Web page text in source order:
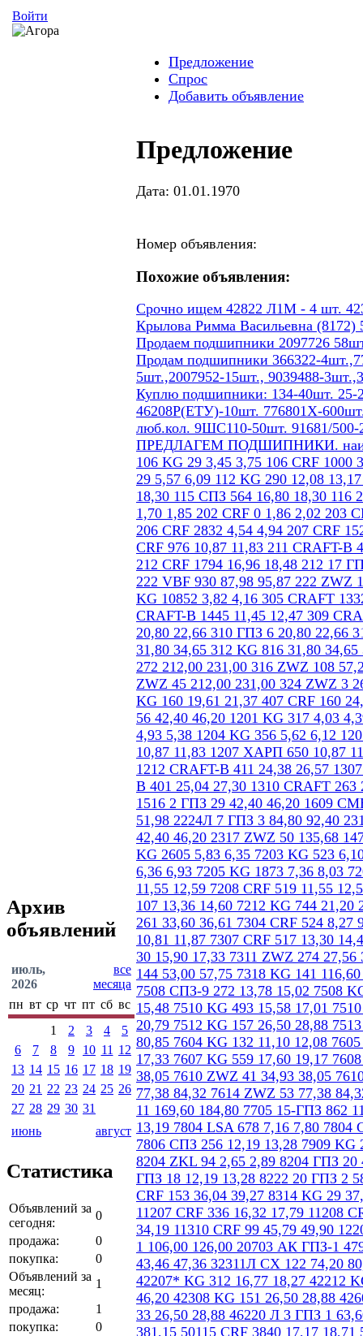
Войти
Предложение
Спрос
Добавить объявление
Архив
объявлений
июль,
2026
все
месяца
пн вт ср чт пт сб вс
1
2 3 4
5
6
7 8 9 10 11 12
13 14 15 16 17 18 19
20 21 22 23 24 25 26
27 28 29 30 31
июнь
август
Статистика
Объявлений за
сегодня:
0
продажа:
0
покупка:
0
Объявлений за
месяц:
1
продажа:
1
покупка:
0
Предложение
Дата: 01.01.1970
Номер объявления:
Похожие объявления:
Срочно ищем 42822 Л1М - 4 шт.
Крылова Римма Васильевна (8172)
Продаем подшипники 2097726
Продам подшипники 366322-
5шт.,2007952-15шт., 9039488-
Куплю подшипники: 134-40шт.
46208Р(ЕТУ)-10шт. 776801Х-
люб.кол. 9ШС110-50шт. 91681/500-
ПРЕДЛАГЕМ ПОДШИПНИКИ. наим.пр.кол-во нал/р б/нал 104 KG 551 2,54 2,77 105 KG 568 2,92 3,20 106 KG 29 3,45 3,75 106 CRF 1000 3,45 3,75 107 CRF 409 3,92 4,27 109 CRF 738 6,15 6,70 110 18 ГПЗ 29 5,57 6,09 112 KG 290 12,08 13,17 113 KG 335 14,52 15,80 114 VBF 57 15,53 16,93 115 КПК 117 16,80 18,30 115 СПЗ 564 16,80 18,30 116 23 ГПЗ 51 15,90 17,33 134Л DKF 60 286,20 311,85 201 CRF 2603 1,70 1,85 202 CRF 0 1,86 2,02 203 CRAFT 0 2,07 2,25 204 СХ 2940 2,68 2,92 205 CRAFT 518 3,26 3,55 206 CRF 2832 4,54 4,94 207 CRF 1526 6,59 7,18 208 CRAFT 3235 7,74 8,43 209 KG 462 9,01 9,82 210 CRF 976 10,87 11,83 211 CRAFT-B 494 13,57 14,78 211 18 ГПЗ 40 13,57 14,78 212 KG 215 16,96 18,48 212 CRF 1794 16,96 18,48 212 17 ГПЗ 40 16,96 18,48 216 ZWZ 749 28,83 31,42 217 KG 3218 31,59 34,42 222 VBF 930 87,98 95,87 222 ZWZ 1627 87,98 95,87 224 ГПЗ 1 63,60 69,30 303 18 ГПЗ 40 2,65 2,94 304 KG 10852 3,82 4,16 305 CRAFT 1332 5,14 5,60 306 CRAFT 1025 7,16 7,88 307 CRF 1197 9,12 9,93 308 CRAFT-B 1445 11,45 12,47 309 CRAFT-B 883 14,84 16,17 310 CRAFT-B 323 20,80 22,66 310 ZWZ 49 20,80 22,66 310 ГПЗ 6 20,80 22,66 311 CRAFT-B 631 23,32 25,41 311 KG 65 23,32 25,41 312 ZWZ 736 31,80 34,65 312 KG 816 31,80 34,65 313 ZWZ 183 37,10 40,43 314 CRF 47 46,64 50,82 QJ 314 L URB 272 212,00 231,00 316 ZWZ 108 57,24 62,37 317 СПЗ 21 63,60 68,25 319 23 ГПЗ 16 84,80 92,40 322 ZWZ 45 212,00 231,00 324 ZWZ 3 265,00 288,75 405 KG 426 16,43 17,90 406 CRF 113 19,61 21,37 406 KG 160 19,61 21,37 407 CRF 160 24,80 27,03 408 KG 25 30,42 33,15 408 5ГПЗ 59 30,42 33,15 411 ZWZ 56 42,40 46,20 1201 KG 317 4,03 4,39 1202 KG 135 4,88 5,31 1203 ХАРП 400 4,93 5,38 1203 CRF 300 4,93 5,38 1204 KG 356 5,62 6,12 1205 CRF 242 5,72 6,24 1206 CRAFT 382 8,59 9,40 1207 CRAFT 53 10,87 11,83 1207 ХАРП 650 10,87 11,83 1208 CRAFT-B 405 13,63 14,86 1210 CRAFT 348 17,38 19,01 1212 CRAFT-B 411 24,38 26,57 1307 CRAFT 267 15,26 16,63 1308 CRAFT 359 18,70 20,37 1309 CRAFT-B 401 25,04 27,30 1310 CRAFT 263 29,89 32,57 1318 L 1 ГПЗ 6 74,20 80,85 1510 CRF 843 24,38 26,57 1516 2 ГПЗ 29 42,40 46,20 1609 CMB 62 29,15 31,76 1612 KG 22 50,88 55,65 2217 Л 3 ГПЗ 4 47,70 51,98 2224Л 7 ГПЗ 3 84,80 92,40 2312Л 1 37,10 40,43 2315КМ 15ГПЗ 15 42,40 46,20 2316КМ 3 ГПЗ 2 42,40 46,20 2317 ZWZ 50 135,68 147,84 2319 СПЗ 5 127,20 138,60 2322 КМ ZWZ 15 307,40 334,95 7202 KG 2605 5,83 6,35 7203 KG 523 6,10 6,64 7204 KG 2134 6,36 6,93 7204 ZWZ 53 6,36 6,93 7204 CRF 36 6,36 6,93 7205 KG 1873 7,36 8,03 7206 CRAFT 1789 8,48 9,24 7207 KG 1646 9,12 9,98 7208 KG 1618 11,55 12,59 7208 CRF 519 11,55 12,59 7210 KG 74 13,36 14,60 7210 28 ГПЗ 80 13,36 14,60 7210 СПЗ-9 107 13,36 14,60 7212 KG 744 21,20 23,10 7212 CRF 909 21,20 23,10 7214 KG 343 29,47 32,13 7216 ZWZ 261 33,60 36,61 7304 CRF 524 8,27 9,01 7305 KG 1139 9,01 9,82 7306 KG 435 10,81 11,87 7306 CRF 603 10,81 11,87 7307 CRF 517 13,30 14,49 7308 KG 210 15,90 17,33 7308 CRF 301 15,90 17,33 7309 28 ГПЗ 30 15,90 17,33 7311 ZWZ 274 27,56 30,03 7313 KG 44 45,33 49,38 7313 ZWZ 148 45,33 49,38 7314 KG 144 53,00 57,75 7318 KG 141 116,60 127,05 7506 CRAFT 345 10,28 11,20 7507 СПЗ-9 337 12,16 13,25 7508 СПЗ-9 272 13,78 15,02 7508 KG 179 13,04 14,21 7508 CRF 1008 13,04 14,21 7509 15 ГПЗ 189 14,20 15,48 7510 KG 493 15,58 17,01 7510 LBP 68 15,69 17,09 7511 KG 186 19,08